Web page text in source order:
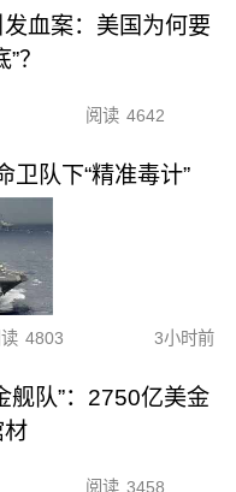
血案：美国为何要
？
阅读 4642
卫队下“精准毒计”
4803 3小时前
舰队”：2750亿美金
材
阅读 3458